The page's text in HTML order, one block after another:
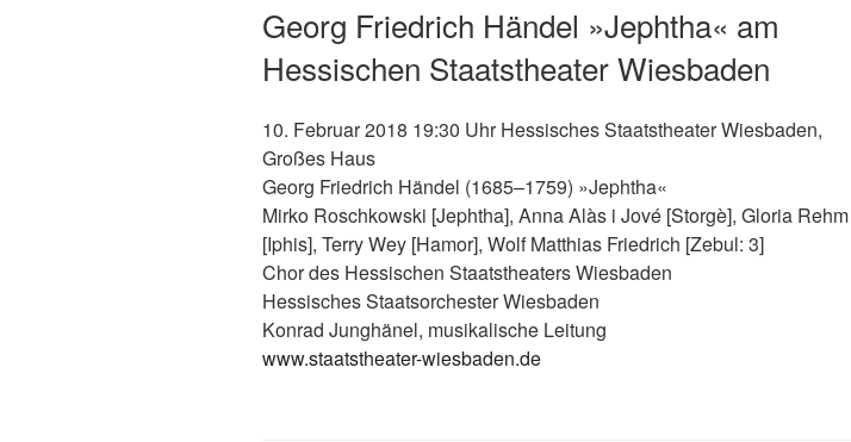
Georg Friedrich Händel »Jephtha« am
Hessischen Staatstheater Wiesbaden
10. Februar 2018 19:30 Uhr Hessisches Staatstheater Wiesbaden,
Großes Haus
Georg Friedrich Händel (1685–1759) »Jephtha«
Mirko Roschkowski [Jephtha], Anna Alàs i Jové [Storgè], Gloria Rehm
[Iphis], Terry Wey [Hamor], Wolf Matthias Friedrich [Zebul: 3]
Chor des Hessischen Staatstheaters Wiesbaden
Hessisches Staatsorchester Wiesbaden
Konrad Junghänel, musikalische Leitung
www.staatstheater-wiesbaden.de